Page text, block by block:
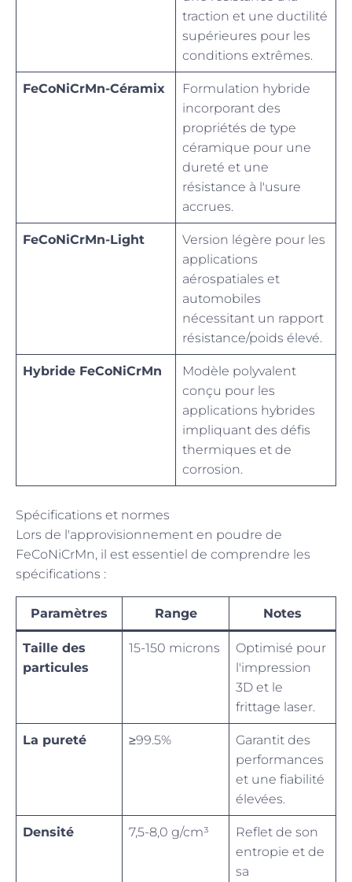
traction et une ductilité
supérieures pour les
conditions extrêmes.
FeCoNiCrMn-Céramix
Formulation hybride
incorporant des
propriétés de type
céramique pour une
dureté et une
résistance à l'usure
accrues.
FeCoNiCrMn-Light
Version légère pour les
applications
aérospatiales et
automobiles
nécessitant un rapport
résistance/poids élevé.
Hybride FeCoNiCrMn
Modèle polyvalent
conçu pour les
applications hybrides
impliquant des défis
thermiques et de
corrosion.
Spécifications et normes
Lors de l'approvisionnement en poudre de
FeCoNiCrMn, il est essentiel de comprendre les
spécifications :
Paramètres Range Notes
Taille des
particules
15-150 microns
Optimisé pour
l'impression
3D et le
frittage laser.
La pureté ≥99.5%
Garantit des
performances
et une fiabilité
élevées.
Densité 7,5-8,0 g/cm³
Reflet de son
entropie et de
sa